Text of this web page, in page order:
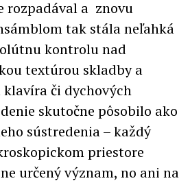
rozpadával a znovu
tak stála neľahká
kontrolu nad
textúrou skladby a
či dychových
skutočne pôsobilo ako
sústredenia – každý
priestore
určený význam, no ani na